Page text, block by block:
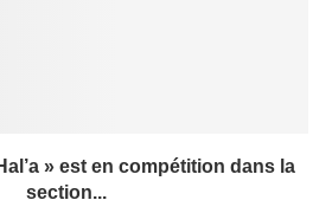
» est en compétition dans la
section...